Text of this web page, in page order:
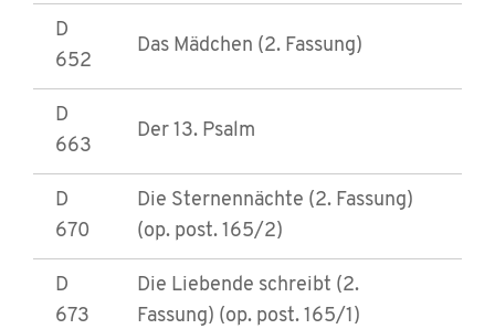
D
652
Das Mädchen (2. Fassung)
D
663
Der 13. Psalm
D
670
Die Sternennächte (2. Fassung)
(op. post. 165/2)
D
673
Die Liebende schreibt (2.
Fassung) (op. post. 165/1)